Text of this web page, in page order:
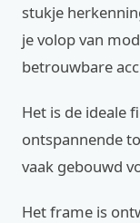
stukje
je volop van
betrouwbare
Het is de ideale
ontspannende
vaak gebouwd
Het frame is